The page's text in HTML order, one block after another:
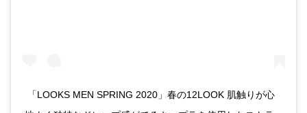
ㅤㅤㅤㅤㅤㅤㅤㅤㅤㅤㅤㅤㅤ 「LOOKS MEN SPRING 2020」春の12LOOK 肌触りが心